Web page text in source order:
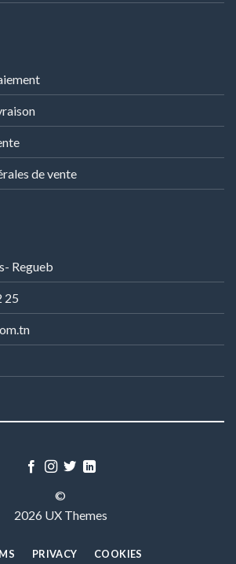
de vente
Regueb
25
©
2026 UX Themes
PRIVACY COOKIES